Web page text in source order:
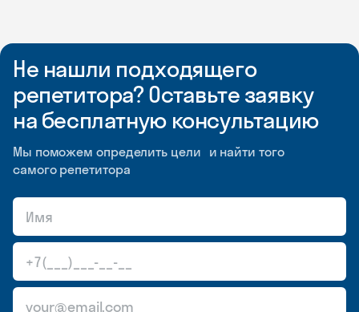
Не нашли подходящего
репетитора? Оставьте заявку
на бесплатную консультацию
Мы поможем определить цели и найти того
самого репетитора